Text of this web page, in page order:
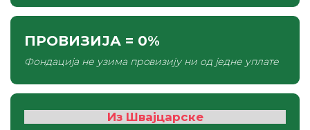
ПРОВИЗИЈА = 0%
Фондација не узима провизију ни од једне уплате
Из Швајцарске